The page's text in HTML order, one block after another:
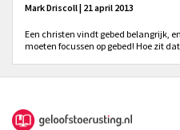
Mark Driscoll | 21 april 2013
Een christen vindt gebed belangrijk,
moeten focussen op gebed! Hoe zit